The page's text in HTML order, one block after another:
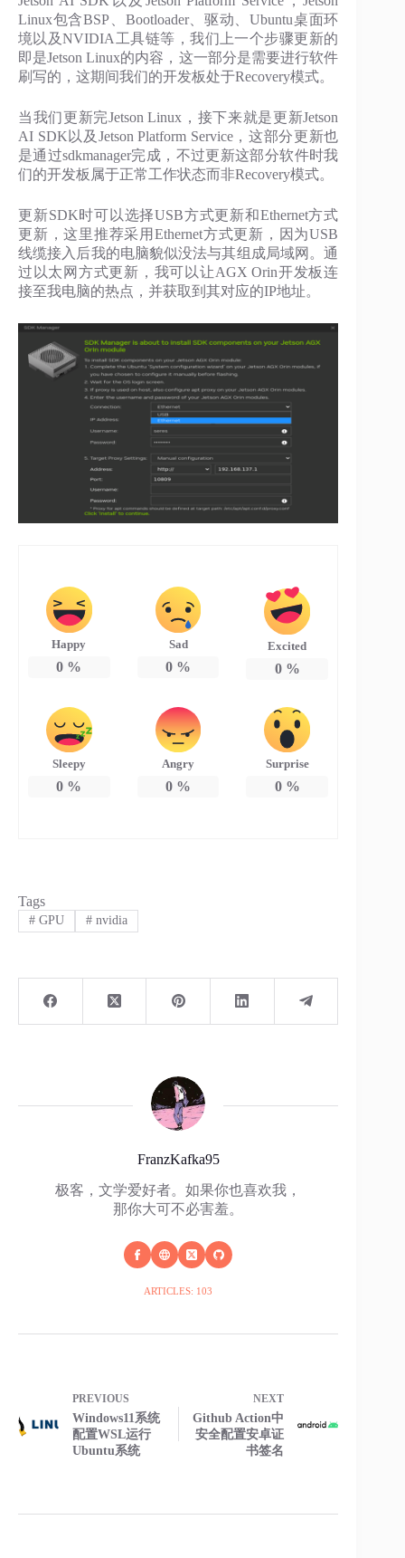
Linux包含BSP、Bootloader、驱动、Ubuntu桌面环
境以及NVIDIA工具链等，我们上一个步骤更新的
即是Jetson Linux的内容，这一部分是需要进行软件
刷写的，这期间我们的开发板处于Recovery模式。
当我们更新完Jetson Linux，接下来就是更新Jetson
AI SDK以及Jetson Platform Service，这部分更新也
是通过sdkmanager完成，不过更新这部分软件时我
们的开发板属于正常工作状态而非Recovery模式。
更新SDK时可以选择USB方式更新和Ethernet方式
更新，这里推荐采用Ethernet方式更新，因为USB
线缆接入后我的电脑貌似没法与其组成局域网。通
过以太网方式更新，我可以让AGX Orin开发板连
接至我电脑的热点，并获取到其对应的IP地址。
Happy
0 %
Sad
0 %
Excited
0%
Sleepy
0 %
Angry
0 %
Surprise
0%
Tags
#GPU #nvidia
FranzKafka95
极客，文学爱好者。如果你也喜欢我，
那你大可不必害羞。
ARTICLES: 103
PREVIOUS
Windows11系统
配置WSL运行
Ubuntu系统
NEXT
Github Action中
安全配置安卓证
书签名